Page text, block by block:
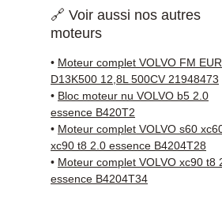
🔗 Voir aussi nos autres
moteurs
• Moteur complet VOLVO FM
D13K500 12,8L 500CV 21948473
• Bloc moteur nu VOLVO b5 2.0
essence B420T2
• Moteur complet VOLVO s60
xc90 t8 2.0 essence B4204T28
• Moteur complet VOLVO xc90 t8
essence B4204T34